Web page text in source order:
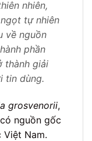
nhiên,
tự nhiên
về nguồn
phần
thành giải
tin dùng.
grosvenorii,
nguồn gốc
Việt Nam.